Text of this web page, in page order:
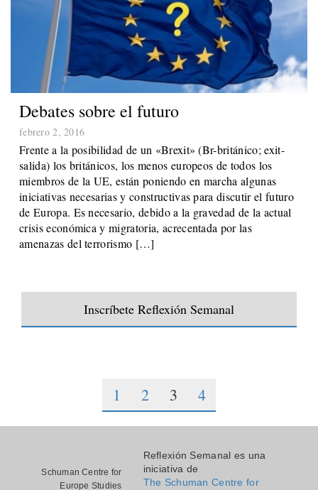
Debates sobre el futuro
febrero 2, 2016
Frente a la posibilidad de un «Brexit» (Br-británico; exit-
salida) los británicos, los menos europeos de todos los
miembros de la UE, están poniendo en marcha algunas
iniciativas necesarias y constructivas para discutir el futuro
de Europa. Es necesario, debido a la gravedad de la actual
crisis económica y migratoria, acrecentada por las
amenazas del terrorismo […]
Inscríbete Reflexión Semanal
1 2 3 4
Schuman Centre for
Europe Studies
Reflexión Semanal es una
iniciativa de
The Schuman Centre for